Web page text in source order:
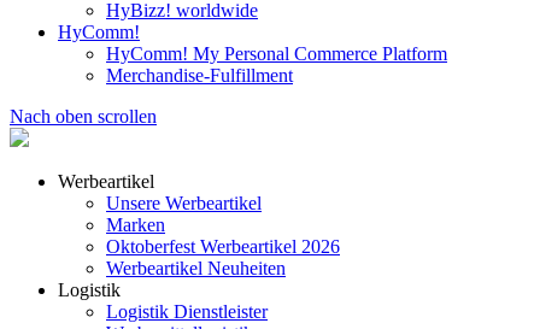
HyBizz! worldwide
HyComm!
HyComm! My Personal Commerce Platform
Merchandise-Fulfillment
Nach oben scrollen
Werbeartikel
Unsere Werbeartikel
Marken
Oktoberfest Werbeartikel 2026
Werbeartikel Neuheiten
Logistik
Logistik Dienstleister